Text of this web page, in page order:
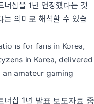
십을 1년 연장했다는 것
는 의미로 해석할 수 있습
for fans in Korea,
in Korea, delivered
amateur gaming
너십 1년 발표 보도자료 중